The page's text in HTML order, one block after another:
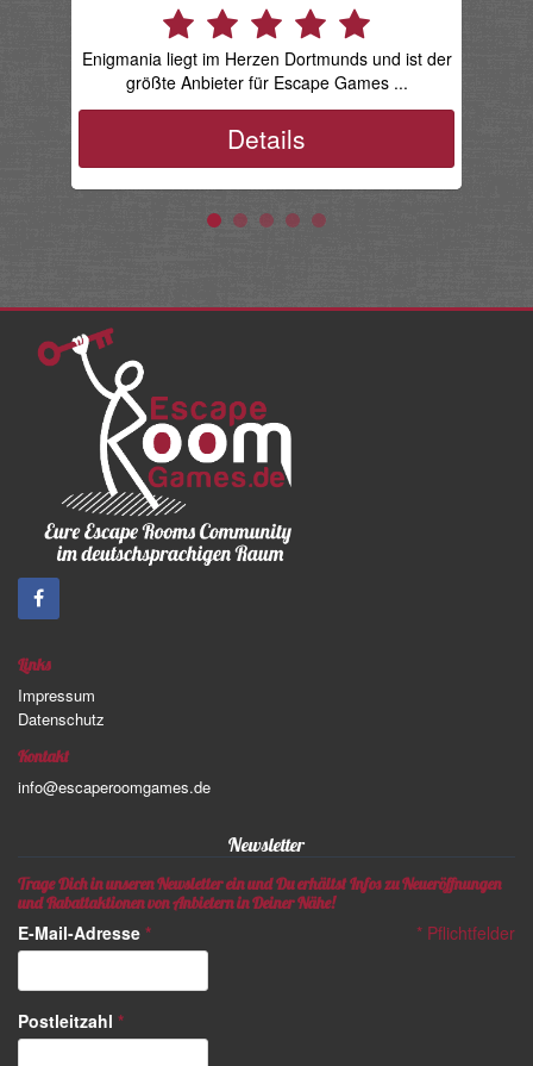
Enigmania liegt im Herzen Dortmunds und ist der
größte Anbieter für Escape Games ...
Details
Links
Impressum
Datenschutz
Kontakt
info@escaperoomgames.de
Newsletter
Trage Dich in unseren Newsletter ein und Du erhältst Infos zu Neueröffnungen
und Rabattaktionen von Anbietern in Deiner Nähe!
* Pflichtfelder
E-Mail-Adresse *
Postleitzahl *